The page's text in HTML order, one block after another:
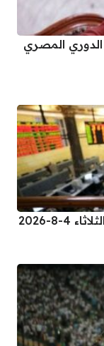
المصري
8-2026